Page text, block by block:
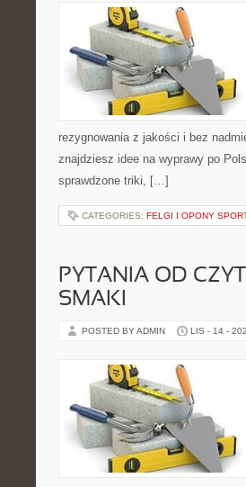
rezygnowania z jakości i bez
znajdziesz idee na wyprawy po
sprawdzone triki, […]
CATEGORIES: FELGI I OPONY
PYTANIA OD
SMAKI
POSTED BY ADMIN LIS - 14 -